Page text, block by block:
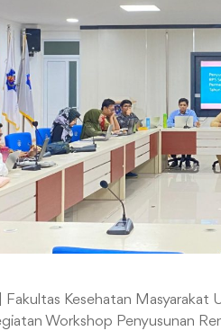
| Fakultas Kesehatan Masyarakat
Workshop Penyusunan